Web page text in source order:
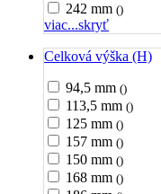
242 mm ()
viac...skryť
Celková výška (H)
94,5 mm ()
113,5 mm ()
125 mm ()
157 mm ()
150 mm ()
168 mm ()